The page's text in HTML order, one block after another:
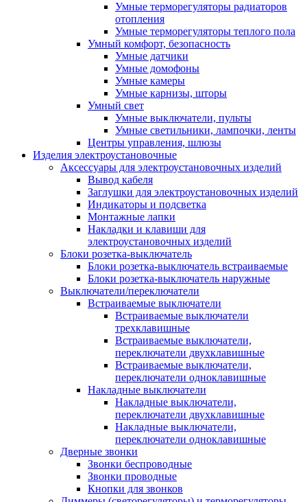
Умные терморегуляторы радиаторов
отопления
Умные терморегуляторы теплого пола
Умный комфорт, безопасность
Умные датчики
Умные домофоны
Умные камеры
Умные карнизы, шторы
Умный свет
Умные выключатели, пульты
Умные светильники, лампочки, ленты
Центры управления, шлюзы
Изделия электроустановочные
Аксессуары для электроустановочных изделий
Вывод кабеля
Заглушки для электроустановочных изделий
Индикаторы и подсветка
Монтажные лапки
Накладки и клавиши для
электроустановочных изделий
Блоки розетка-выключатель
Блоки розетка-выключатель встраиваемые
Блоки розетка-выключатель наружные
Выключатели/переключатели
Встраиваемые выключатели
Встраиваемые выключатели
трехклавишные
Встраиваемые выключатели,
переключатели двухклавишные
Встраиваемые выключатели,
переключатели одноклавишные
Накладные выключатели
Накладные выключатели,
переключатели двухклавишные
Накладные выключатели,
переключатели одноклавишные
Дверные звонки
Звонки беспроводные
Звонки проводные
Кнопки для звонков